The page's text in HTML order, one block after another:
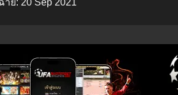
าย: 20 Sep 2021